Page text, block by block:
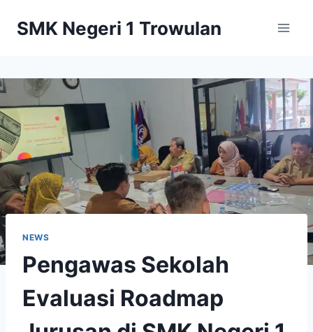
SMK Negeri 1 Trowulan
NEWS
Pengawas Sekolah
Evaluasi Roadmap